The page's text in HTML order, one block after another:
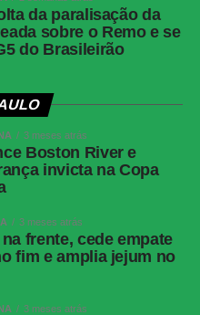
(Kerwin Vargas),
da paralisação da
sobre o Remo e se
do Brasileirão
3 meses atrás
Boston River e
invicta na Copa
3 meses atrás
frente, cede empate
fim e amplia jejum no
3 meses atrás